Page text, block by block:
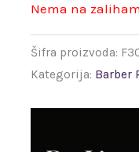
Nema na
Šifra proizvoda:
Kategorija: Barber